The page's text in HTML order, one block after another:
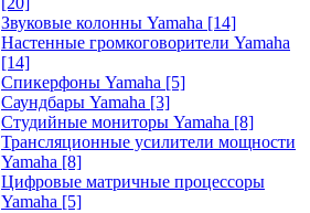
Звуковые колонны Yamaha [14]
Настенные громкоговорители Yamaha
[14]
Спикерфоны Yamaha [5]
Саундбары Yamaha [3]
Студийные мониторы Yamaha [8]
Трансляционные усилители мощности
Yamaha [8]
Цифровые матричные процессоры
Yamaha [5]